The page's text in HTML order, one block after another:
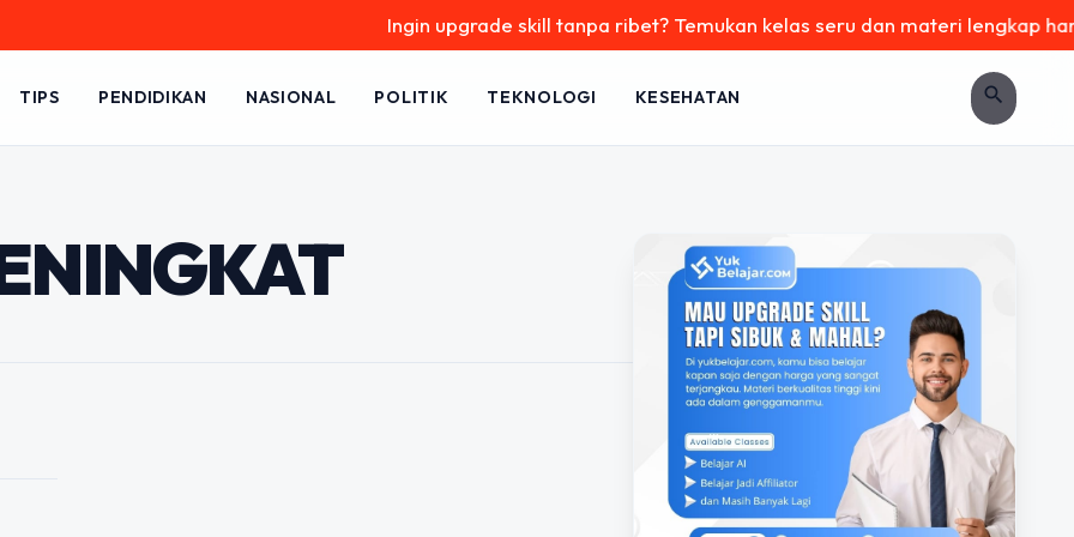
Ingin upgrade skill tanpa ribet? Temukan kelas seru dan materi lengkap
TIPS PENDIDIKAN NASIONAL POLITIK TEKNOLOGI KESEHATAN search
2026:
dan Strategi
tantangan yang semakin